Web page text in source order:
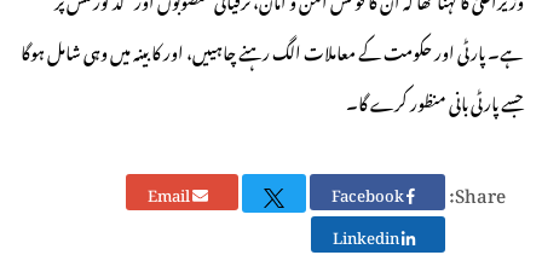
ہے۔ پارٹی اور حکومت کے معاملات الگ رہنے چاہییں، اور کابینہ میں وہی شامل ہوگا
جسے پارٹی بانی منظور کرے گا۔
Share:
Email
Linkedin